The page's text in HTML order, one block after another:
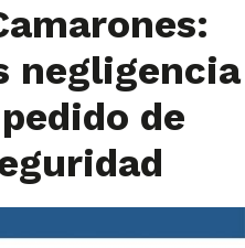
negligencia
de